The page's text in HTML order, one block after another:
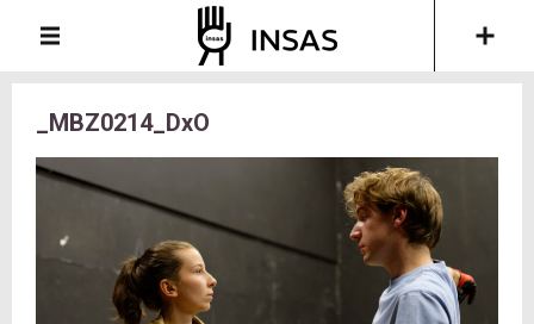
_MBZ0214_DxO